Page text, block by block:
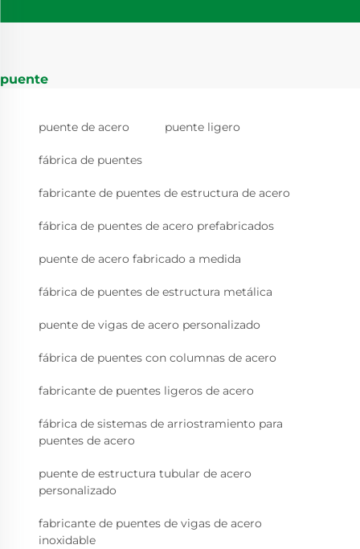
puente
puente de acero puente ligero
fábrica de puentes
fabricante de puentes de estructura de acero
fábrica de puentes de acero prefabricados
puente de acero fabricado a medida
fábrica de puentes de estructura metálica
puente de vigas de acero personalizado
fábrica de puentes con columnas de acero
fabricante de puentes ligeros de acero
fábrica de sistemas de arriostramiento para
puentes de acero
puente de estructura tubular de acero
personalizado
fabricante de puentes de vigas de acero
inoxidable